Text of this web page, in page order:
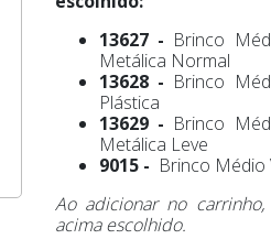
13627 - Brinco
Metálica Normal
13628 - Brinco
Plástica
13629 - Brinco
Metálica Leve
9015 - Brinco Médio
Ao adicionar no
acima escolhido.